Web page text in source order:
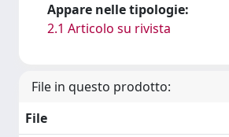
Appare nelle tipologie:
2.1 Articolo su rivista
File in questo prodotto:
File